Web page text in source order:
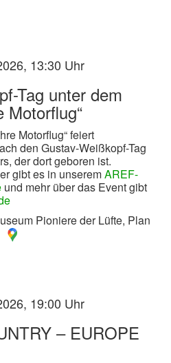
13:30 Uhr
Tag unter dem
Motorflug“
Motorflug“ feiert
den Gustav-Weißkopf-Tag
der dort geboren ist.
gibt es in unseremAREF-
und mehr über das Event gibt
Pioniere der Lüfte, Plan
19:00 Uhr
– EUROPE